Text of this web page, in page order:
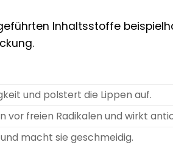
Inhaltsstoffe
und polstert die Lippen auf.
vor freien Radikalen und wirkt
macht sie geschmeidig.